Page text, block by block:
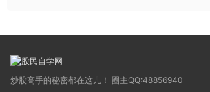
炒股高手的秘密都在这儿！ 圈主QQ:48856940